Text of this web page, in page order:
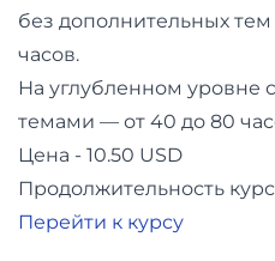
без дополнительных
часов.
На углубленном уровне
темами — от 40 до 80
Цена - 10.50 USD
Продолжительность
Перейти к курсу